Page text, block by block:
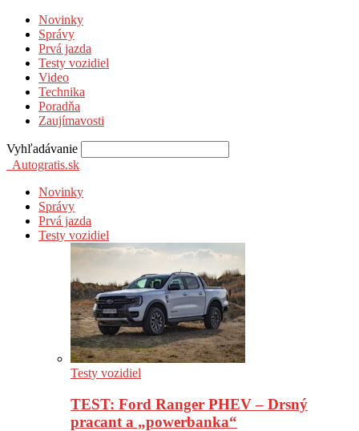
Novinky
Správy
Prvá jazda
Testy vozidiel
Video
Technika
Poradňa
Zaujímavosti
Vyhľadávanie
Autogratis.sk
Novinky
Správy
Prvá jazda
Testy vozidiel
Testy vozidiel
TEST: Ford Ranger PHEV – Drsný
pracant a „powerbanka“